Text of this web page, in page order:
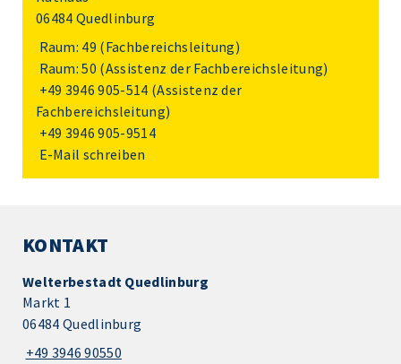
06484 Quedlinburg
Raum: 49 (Fachbereichsleitung)
Raum: 50 (Assistenz der Fachbereichsleitung)
+49 3946 905-514 (Assistenz der
Fachbereichsleitung)
+49 3946 905-9514
E-Mail schreiben
KONTAKT
Welterbestadt Quedlinburg
Markt 1
06484 Quedlinburg
+49 3946 90550